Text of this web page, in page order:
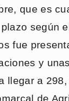
que es
según
fue
y
llegar a
de